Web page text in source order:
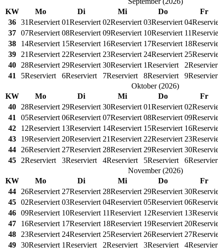
KW
Mo Di Mi Do
Fr
36 31Reserviert 01Reserviert 02Reserviert 03Reserviert 04
37 07Reserviert 08Reserviert 09Reserviert 10Reserviert 11
38
14Reserviert 15Reserviert 16Reserviert 17Reserviert 18
39
21Reserviert 22Reserviert 23Reserviert 24Reserviert 25
40
28Reserviert 29Reserviert 30Reserviert 1Reserviert 2
41
5Reserviert 6Reserviert 7Reserviert 8Reserviert 9
Oktober(2026)
KW
Mo Di Mi Do
Fr
40
28Reserviert 29Reserviert 30Reserviert 01Reserviert 02
41
05Reserviert 06Reserviert 07Reserviert 08Reserviert 09
42
12Reserviert 13Reserviert 14Reserviert 15Reserviert 16
43
19Reserviert 20Reserviert 21Reserviert 22Reserviert 23
44
26Reserviert 27Reserviert 28Reserviert 29Reserviert 30
45
2Reserviert 3Reserviert 4Reserviert 5Reserviert 6
November(2026)
KW
Mo Di Mi Do
Fr
44
26Reserviert 27Reserviert 28Reserviert 29Reserviert 30
45 02Reserviert 03Reserviert 04Reserviert 05Reserviert 06
46 09Reserviert 10Reserviert 11Reserviert 12Reserviert 13
47
16Reserviert 17Reserviert 18Reserviert 19Reserviert 20
48
23Reserviert 24Reserviert 25Reserviert 26Reserviert 27
49 30Reserviert 1Reserviert 2Reserviert 3Reserviert 4